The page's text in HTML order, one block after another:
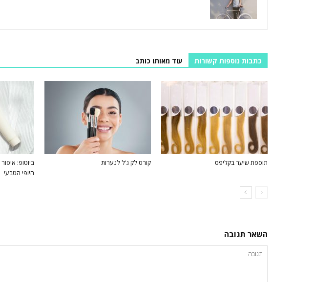
כתבות נוספות קשורות עוד מאותו כותב
תוספת שיער בקליפס קורס לק ג'ל לנערות
ביוטופ:
היופי הטבעי
השאר תגובה